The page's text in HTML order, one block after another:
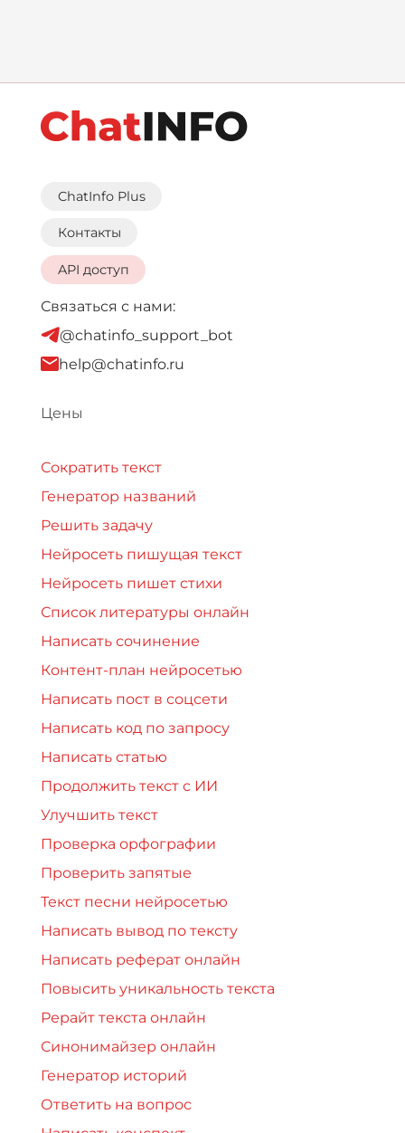
ChatInfo Plus
Контакты
API доступ
Связаться с нами:
@chatinfo_support_bot
help@chatinfo.ru
Цены
Сократить текст
Генератор названий
Решить задачу
Нейросеть пишущая текст
Нейросеть пишет стихи
Список литературы онлайн
Написать сочинение
Контент-план нейросетью
Написать пост в соцсети
Написать код по запросу
Написать статью
Продолжить текст с ИИ
Улучшить текст
Проверка орфографии
Проверить запятые
Текст песни нейросетью
Написать вывод по тексту
Написать реферат онлайн
Повысить уникальность текста
Рерайт текста онлайн
Синонимайзер онлайн
Генератор историй
Ответить на вопрос